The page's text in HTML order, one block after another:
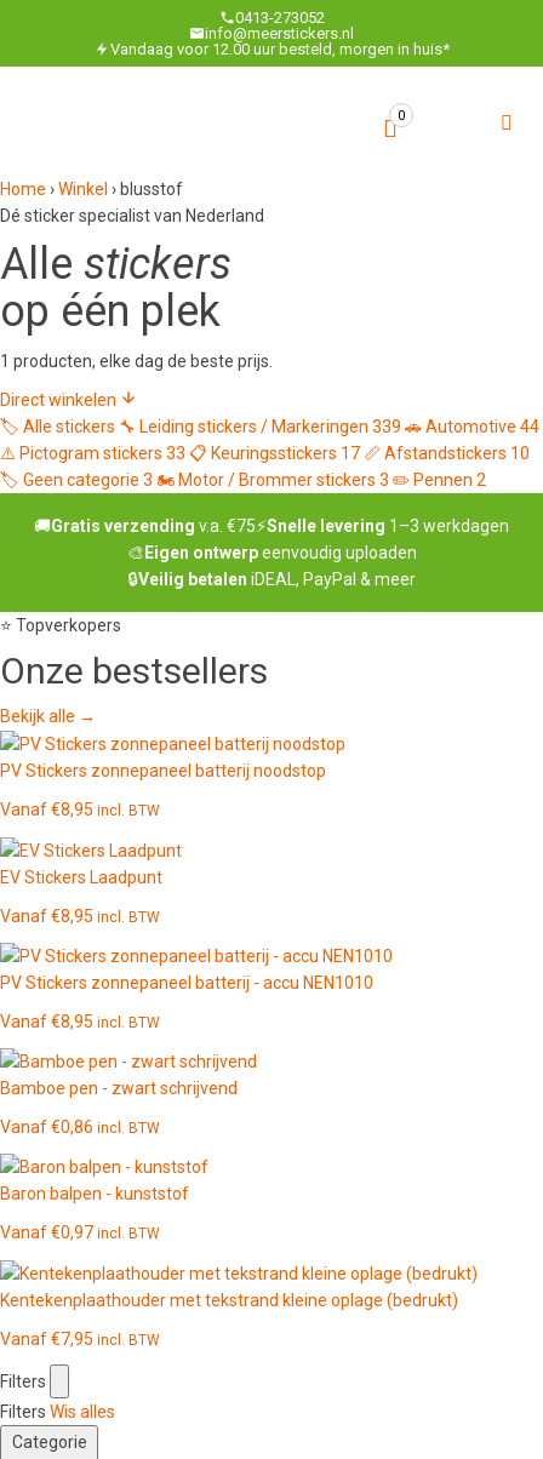
0413-273052
info@meerstickers.nl
Vandaag voor 12.00 uur besteld, morgen in huis*
0
Home ›Winkel › blusstof
Dé sticker specialist van Nederland
Alle stickers
op één plek
1 producten, elke dag de beste prijs.
Direct winkelen
🏷️ Alle stickers 🔧 Leiding stickers / Markeringen 339 🚗Automotive 44
⚠️ Pictogram stickers 33 📋 Keuringsstickers 17 📏 Afstandstickers 10
🏷️ Geen categorie 3 🏍️ Motor / Brommer stickers 3 ✏️ Pennen 2
🚚Gratis verzending v.a. €75⚡Snelle levering 1–3 werkdagen
🎨 Eigen ontwerpeenvoudig uploaden
🔒Veilig betalen iDEAL, PayPal & meer
⭐ Topverkopers
Onze bestsellers
Bekijk alle →
PV Stickers zonnepaneel batterij noodstop
Vanaf€8,95 incl. BTW
EV Stickers Laadpunt
Vanaf€8,95 incl. BTW
PV Stickers zonnepaneel batterij - accu NEN1010
Vanaf€8,95 incl. BTW
Bamboe pen - zwart schrijvend
Vanaf€0,86 incl. BTW
Baron balpen - kunststof
Vanaf€0,97 incl. BTW
Kentekenplaathouder met tekstrand kleine oplage (bedrukt)
Vanaf€7,95 incl. BTW
Filters
Filters Wis alles
Categorie